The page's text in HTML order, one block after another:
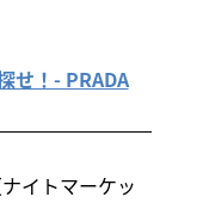
せ！- PRADA
イトマーケッ